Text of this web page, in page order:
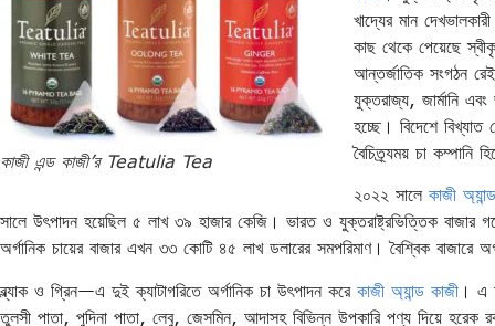
কাজী এন্ড কাজী’র Teatulia Tea
খাদ্যের মান
কাছ থেকে পেয়েছে
আন্তর্জাতিক সংগঠন
যুক্তরাজ্য, জার্মানি এবং
হচ্ছে। বিদেশে বিখ্যাত
বৈচিত্র্যময় চা কম্পানি
২০২২ সালে কাজী
সালে উৎপাদন হয়েছিল ৫ লাখ ৩৯ হাজার কেজি। ভারত ও যুক্তরাষ্ট্রভিত্তিক বাজার
অর্গানিক চায়ের বাজার এখন ৩৩ কোটি ৪৫ লাখ ডলারের সমপরিমাণ। বৈশ্বিক বাজারে
ব্ল্যাক ও গ্রিন—এ দুই ক্যাটাগরিতে অর্গানিক চা উৎপাদন করে কাজী অ্যান্ড কাজী । এ
তুলসী পাতা, পুদিনা পাতা, লেবু, জেসমিন, আদাসহ বিভিন্ন উপকারি পণ্য দিয়ে হরেক